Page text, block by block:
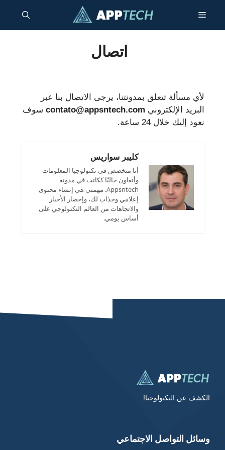
المحتوى
القائمة
اتصال
لأي مسألة تتعلق بمدونتنا، يرجى الاتصال بنا عبر
البريد الإلكتروني contato@appsntech.com سوف
نعود إليك خلال 24 ساعة.
كليبر سواريس
أنا متخصص في تكنولوجيا المعلومات
وأتعاون حاليًا ككاتب في مدونة
Appsntech. مهمتي هي إنشاء محتوى
إعلامي وجذاب لك، وإحضار الأخبار
والاتجاهات من العالم التكنولوجي على
أساس يومي.
الكشف عن التكنولوجيا!
وسائل التواصل الاجتماعي